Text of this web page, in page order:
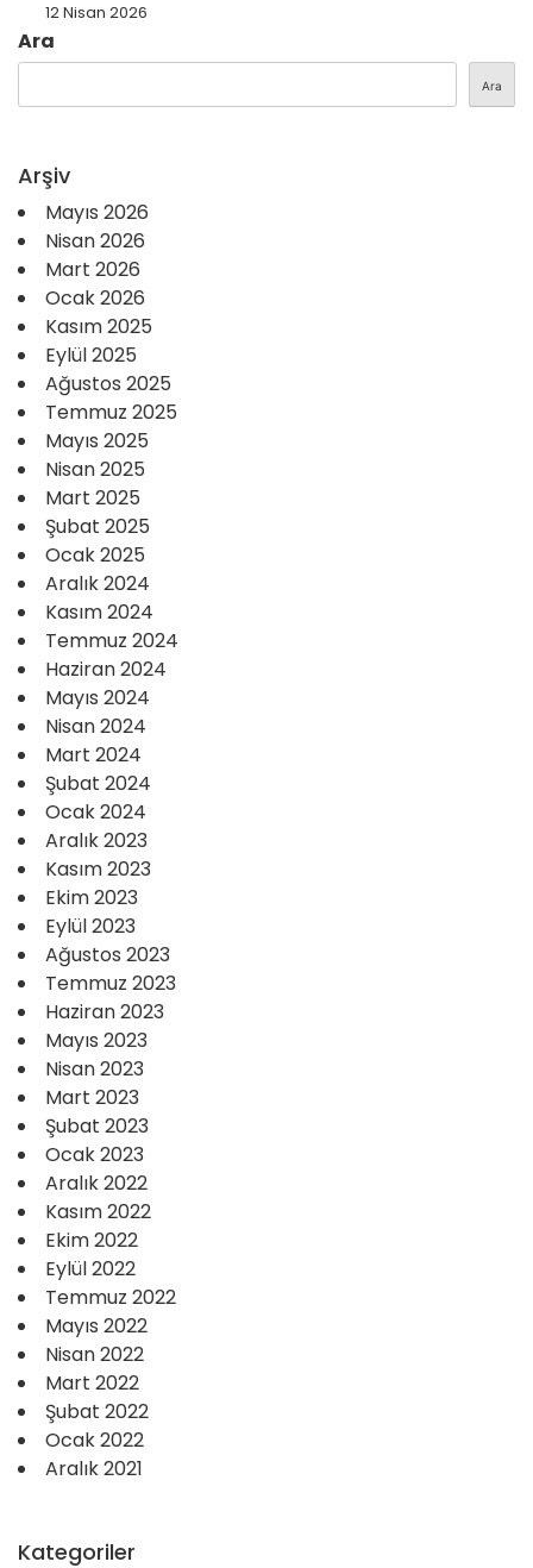
12 Nisan 2026
Ara
Ara
Arşiv
Mayıs 2026
Nisan 2026
Mart 2026
Ocak 2026
Kasım 2025
Eylül 2025
Ağustos 2025
Temmuz 2025
Mayıs 2025
Nisan 2025
Mart 2025
Şubat 2025
Ocak 2025
Aralık 2024
Kasım 2024
Temmuz 2024
Haziran 2024
Mayıs 2024
Nisan 2024
Mart 2024
Şubat 2024
Ocak 2024
Aralık 2023
Kasım 2023
Ekim 2023
Eylül 2023
Ağustos 2023
Temmuz 2023
Haziran 2023
Mayıs 2023
Nisan 2023
Mart 2023
Şubat 2023
Ocak 2023
Aralık 2022
Kasım 2022
Ekim 2022
Eylül 2022
Temmuz 2022
Mayıs 2022
Nisan 2022
Mart 2022
Şubat 2022
Ocak 2022
Aralık 2021
Kategoriler